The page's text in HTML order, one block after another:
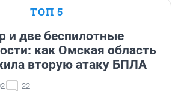
ТОП 5
и две беспилотные
как Омская область
вторую атаку БПЛА
22